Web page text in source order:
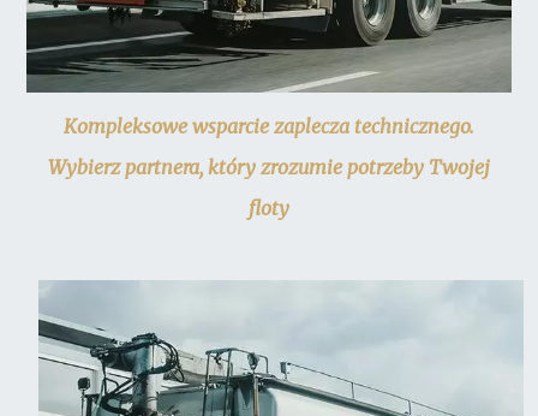
Kompleksowe wsparcie zaplecza technicznego.
Wybierz partnera, który zrozumie potrzeby Twojej
floty